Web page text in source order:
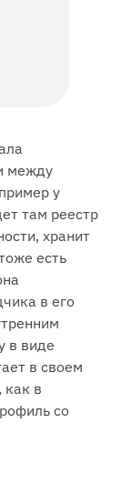
между
у
там реестр
хранит
есть
в его
в виде
в своем
как в
со